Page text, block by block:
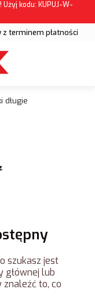
kodu: KUPUJ-W-
z terminem płatności
długie
szukasz jest
głównej lub
znaleźć to, co